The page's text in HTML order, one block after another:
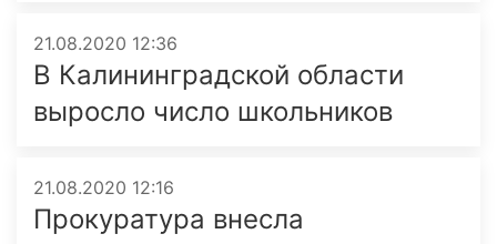
21.08.2020 12:36
В Калининградской области
выросло число школьников
21.08.2020 12:16
Прокуратура внесла